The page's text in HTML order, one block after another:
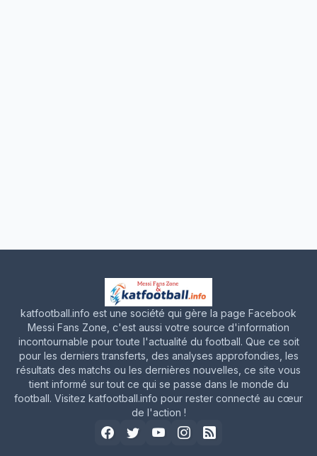
katfootball.info est une société qui gère la page Facebook
Messi Fans Zone, c'est aussi votre source d'information
incontournable pour toute l'actualité du football. Que ce soit
pour les derniers transferts, des analyses approfondies, les
résultats des matchs ou les dernières nouvelles, ce site vous
tient informé sur tout ce qui se passe dans le monde du
football. Visitez katfootball.info pour rester connecté au cœur
de l'action !